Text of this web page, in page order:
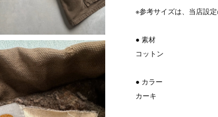
※参考サイズは、当店設
● 素材
コットン
● カラー
カーキ